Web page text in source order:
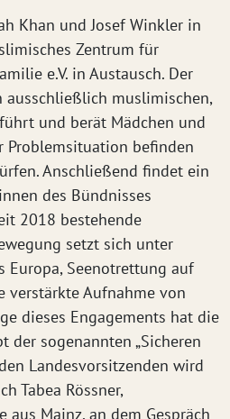
Khan und Josef Winkler in
Zentrum für
e.V. in Austausch. Der
ausschließlich muslimischen,
und berät Mädchen und
Problemsituation befinden
Anschließend findet ein
des Bündnisses
2018 bestehende
setzt sich unter
Europa, Seenotrettung auf
verstärkte Aufnahme von
dieses Engagements hat die
der sogenannten „Sicheren
Landesvorsitzenden wird
Tabea Rössner,
aus Mainz, an dem Gespräch